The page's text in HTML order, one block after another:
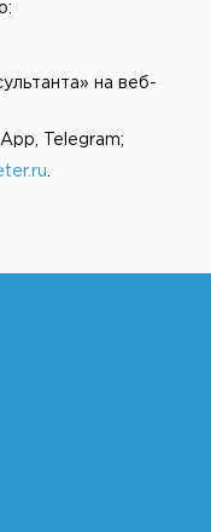
на веб-
Telegram;